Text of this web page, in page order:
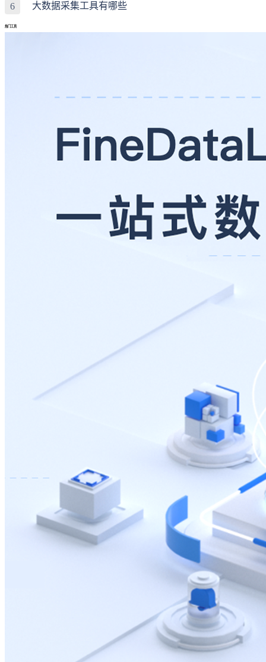
6 大数据采集工具有哪些
热门工具